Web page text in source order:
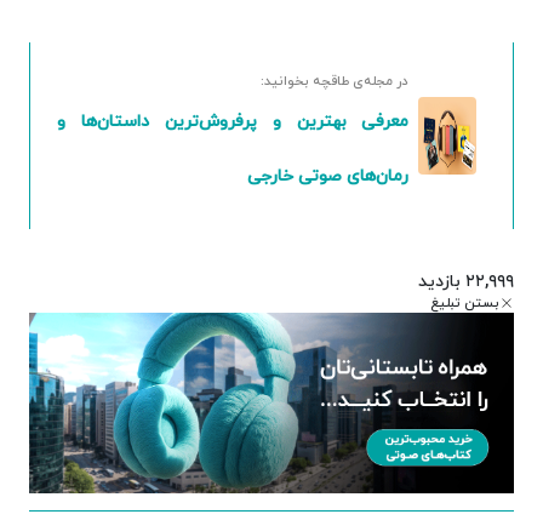
در مجله‌ی طاقچه بخوانید:
معرفی بهترین و پرفروش‌ترین داستان‌ها و
رمان‌های صوتی خارجی
۲۲,۹۹۹ بازدید
بستن تبلیغ